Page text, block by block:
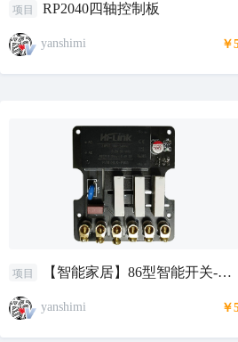
项目 RP2040四轴控制板
yanshimi ￥
项目
【智能家居】86型智能开关-电
yanshimi ￥